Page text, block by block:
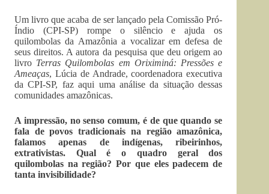
Um livro que acaba de ser lançado pela Comissão Pró-
Índio (CPI-SP) rompe o silêncio e ajuda os
quilombolas da Amazônia a vocalizar em defesa de
seus direitos. A autora da pesquisa que deu origem ao
livro Terras Quilombolas em Oriximiná: Pressões e
Ameaças, Lúcia de Andrade, coordenadora executiva
da CPI-SP, faz aqui uma análise da situação dessas
comunidades amazônicas.
A impressão, no senso comum, é de que quando se
fala de povos tradicionais na região amazônica,
falamos apenas de indígenas, ribeirinhos,
extrativistas. Qual é o quadro geral dos
quilombolas na região? Por que eles padecem de
tanta invisibilidade?